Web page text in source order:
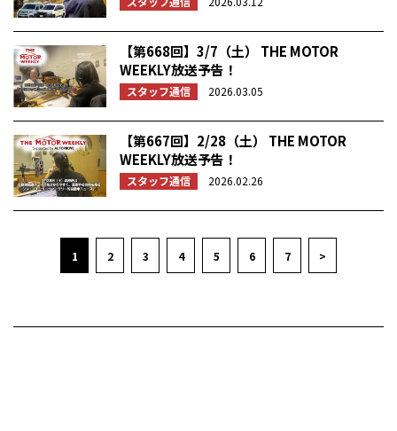
【第668回】3/7（土） THE MOTOR
WEEKLY放送予告！
スタッフ通信 2026.03.05
【第667回】2/28（土） THE MOTOR
WEEKLY放送予告！
スタッフ通信 2026.02.26
1 2 3 4 5 6 7 >